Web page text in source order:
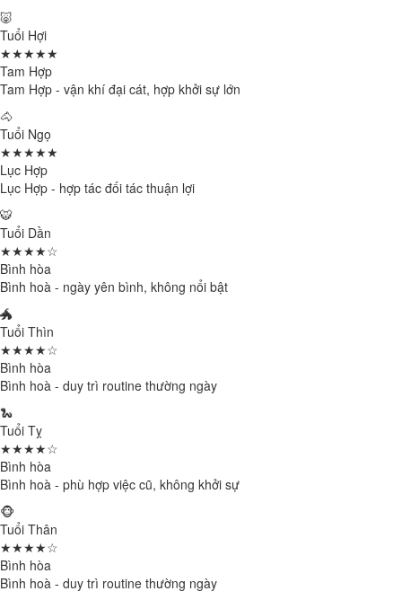
🐷
Tuổi Hợi
★★★★★
Tam Hợp
Tam Hợp - vận khí đại cát, hợp khởi sự lớn
🐴
Tuổi Ngọ
★★★★★
Lục Hợp
Lục Hợp - hợp tác đối tác thuận lợi
🐯
Tuổi Dần
★★★★☆
Bình hòa
Bình hoà - ngày yên bình, không nổi bật
🐲
Tuổi Thìn
★★★★☆
Bình hòa
Bình hoà - duy trì routine thường ngày
🐍
Tuổi Tỵ
★★★★☆
Bình hòa
Bình hoà - phù hợp việc cũ, không khởi sự
🐵
Tuổi Thân
★★★★☆
Bình hòa
Bình hoà - duy trì routine thường ngày